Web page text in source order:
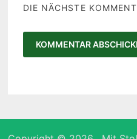
DIE NÄCHSTE